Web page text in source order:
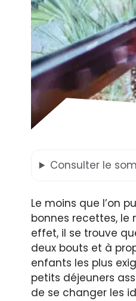
Consulter le
Le moins que l’on
bonnes recettes, le
effet, il se trouve
deux bouts et à
enfants les plus
petits déjeuners
de se changer les